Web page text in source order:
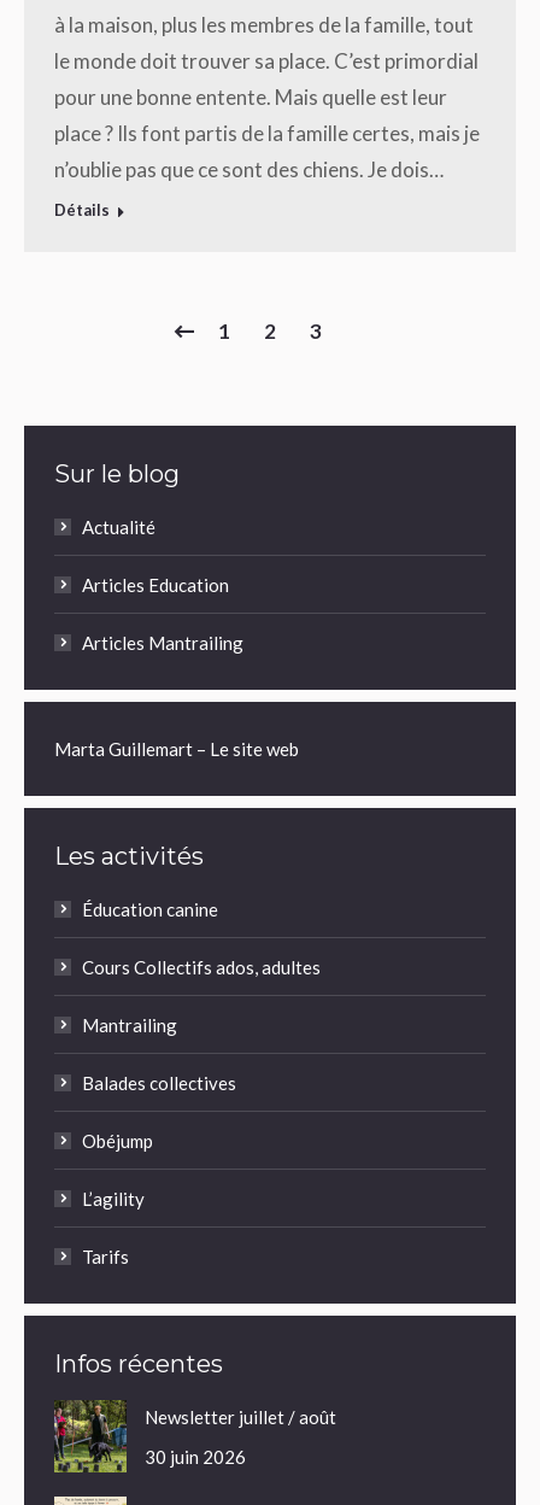
à la maison, plus les membres de la famille, tout
le monde doit trouver sa place. C’est primordial
pour une bonne entente. Mais quelle est leur
place ? Ils font partis de la famille certes, mais je
n’oublie pas que ce sont des chiens. Je dois…
Détails
1 2 3
Sur le blog
Actualité
Articles Education
Articles Mantrailing
Marta Guillemart – Le site web
Les activités
Éducation canine
Cours Collectifs ados, adultes
Mantrailing
Balades collectives
Obéjump
L’agility
Tarifs
Infos récentes
Newsletter juillet / août
30 juin 2026